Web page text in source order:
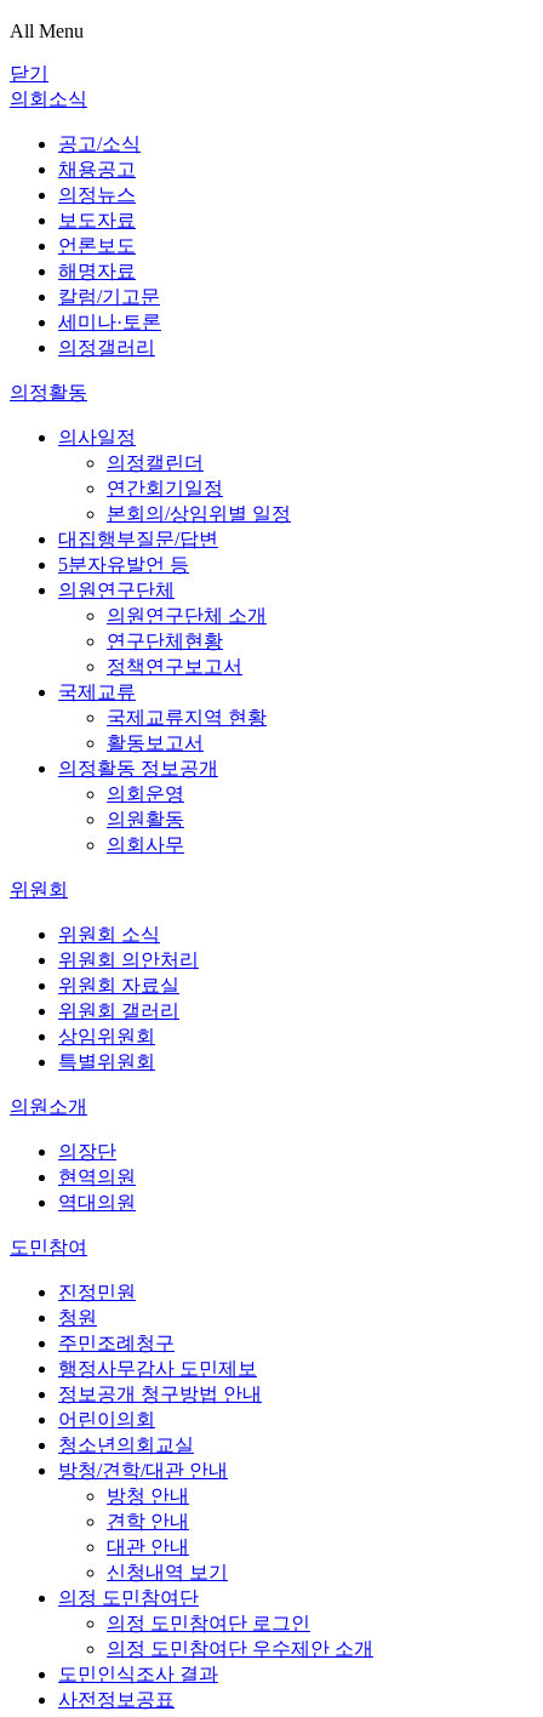
All Menu
닫기
의회소식
공고/소식
채용공고
의정뉴스
보도자료
언론보도
해명자료
칼럼/기고문
세미나·토론
의정갤러리
의정활동
의사일정
의정캘린더
연간회기일정
본회의/상임위별 일정
대집행부질문/답변
5분자유발언 등
의원연구단체
의원연구단체 소개
연구단체현황
정책연구보고서
국제교류
국제교류지역 현황
활동보고서
의정활동 정보공개
의회운영
의원활동
의회사무
위원회
위원회 소식
위원회 의안처리
위원회 자료실
위원회 갤러리
상임위원회
특별위원회
의원소개
의장단
현역의원
역대의원
도민참여
진정민원
청원
주민조례청구
행정사무감사 도민제보
정보공개 청구방법 안내
어린이의회
청소년의회교실
방청/견학/대관 안내
방청 안내
견학 안내
대관 안내
신청내역 보기
의정 도민참여단
의정 도민참여단 로그인
의정 도민참여단 우수제안 소개
도민인식조사 결과
사전정보공표